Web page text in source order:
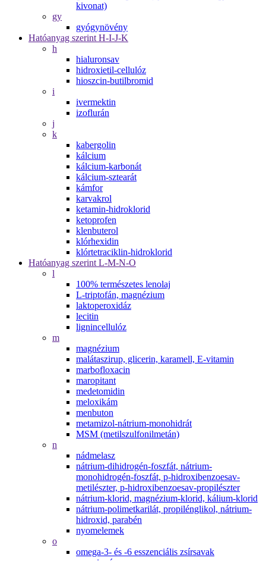
kivonat)
gy
gyógynövény
Hatóanyag szerint H-I-J-K
h
hialuronsav
hidroxietil-cellulóz
hioszcin-butilbromid
i
ivermektin
izoflurán
j
k
kabergolin
kálcium
kálcium-karbonát
kálcium-sztearát
kámfor
karvakrol
ketamin-hidroklorid
ketoprofen
klenbuterol
klórhexidin
klórtetraciklin-hidroklorid
Hatóanyag szerint L-M-N-O
l
100% természetes lenolaj
L-triptofán, magnézium
laktoperoxidáz
lecitin
lignincellulóz
m
magnézium
malátaszirup, glicerin, karamell, E-vitamin
marbofloxacin
maropitant
medetomidin
meloxikám
menbuton
metamizol-nátrium-monohidrát
MSM (metilszulfonilmetán)
n
nádmelasz
nátrium-dihidrogén-foszfát, nátrium-
monohidrogén-foszfát, p-hidroxibenzoesav-
metilészter, p-hidroxibenzoesav-propilészter
nátrium-klorid, magnézium-klorid, kálium-klorid
nátrium-polimetkarilát, propilénglikol, nátrium-
hidroxid, parabén
nyomelemek
o
omega-3- és -6 esszenciális zsírsavak